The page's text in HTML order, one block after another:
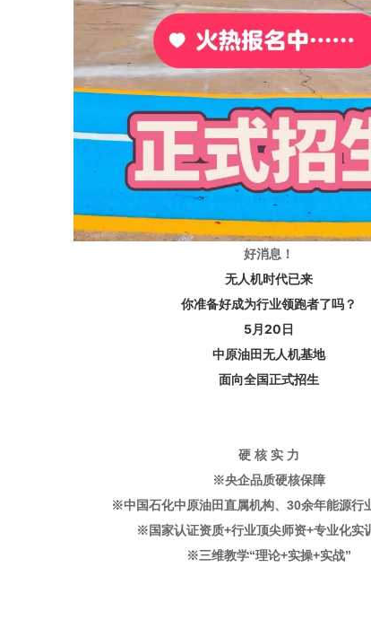
好消息 ！
无人机时代已来
你准备好成为行业领跑者了吗？
5月20日
中原油田无人机基地
面向全国正式招生
硬 核 实 力
※央企品质硬核保障
※中国石化中原油田直属机构、30余年能源行
※国家认证资质+行业顶尖师资+专业化实
※三维教学“理论+实操+实战”